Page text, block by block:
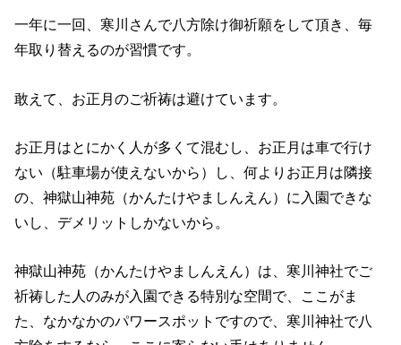
一年に一回、寒川さんで八方除け御祈願をして頂き、毎
年取り替えるのが習慣です。
敢えて、お正月のご祈祷は避けています。
お正月はとにかく人が多くて混むし、お正月は車で行け
ない（駐車場が使えないから）し、何よりお正月は隣接
の、神獄山神苑（かんたけやましんえん）に入園できな
いし、デメリットしかないから。
神獄山神苑（かんたけやましんえん）は、寒川神社でご
祈祷した人のみが入園できる特別な空間で、ここがま
た、なかなかのパワースポットですので、寒川神社で八